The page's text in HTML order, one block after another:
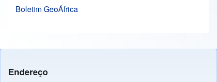
Boletim GeoÁfrica
Endereço